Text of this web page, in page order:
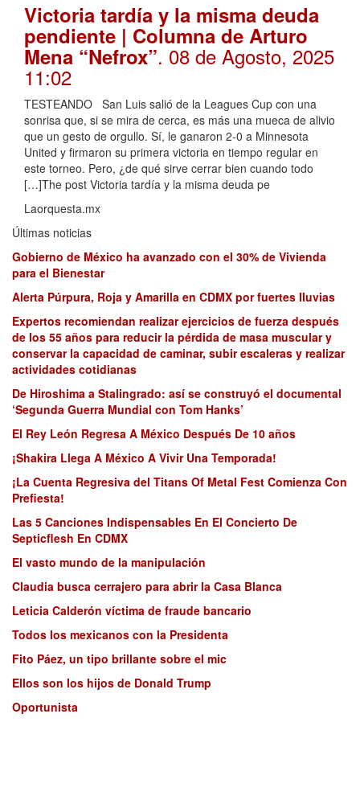
Victoria tardía y la misma deuda
pendiente | Columna de Arturo
Mena “Nefrox”. 08 de Agosto, 2025
11:02
TESTEANDO San Luis salió de la Leagues Cup con una
sonrisa que, si se mira de cerca, es más una mueca de alivio
que un gesto de orgullo. Sí, le ganaron 2-0 a Minnesota
United y firmaron su primera victoria en tiempo regular en
este torneo. Pero, ¿de qué sirve cerrar bien cuando todo
[…]The post Victoria tardía y la misma deuda pe
Laorquesta.mx
Últimas noticias
Gobierno de México ha avanzado con el 30% de Vivienda
para el Bienestar
Alerta Púrpura, Roja y Amarilla en CDMX por fuertes lluvias
Expertos recomiendan realizar ejercicios de fuerza después
de los 55 años para reducir la pérdida de masa muscular y
conservar la capacidad de caminar, subir escaleras y realizar
actividades cotidianas
De Hiroshima a Stalingrado: así se construyó el documental
‘Segunda Guerra Mundial con Tom Hanks’
El Rey León Regresa A México Después De 10 años
¡Shakira Llega A México A Vivir Una Temporada!
¡La Cuenta Regresiva del Titans Of Metal Fest Comienza Con
Prefiesta!
Las 5 Canciones Indispensables En El Concierto De
Septicflesh En CDMX
El vasto mundo de la manipulación
Claudia busca cerrajero para abrir la Casa Blanca
Leticia Calderón víctima de fraude bancario
Todos los mexicanos con la Presidenta
Fito Páez, un tipo brillante sobre el mic
Ellos son los hijos de Donald Trump
Oportunista